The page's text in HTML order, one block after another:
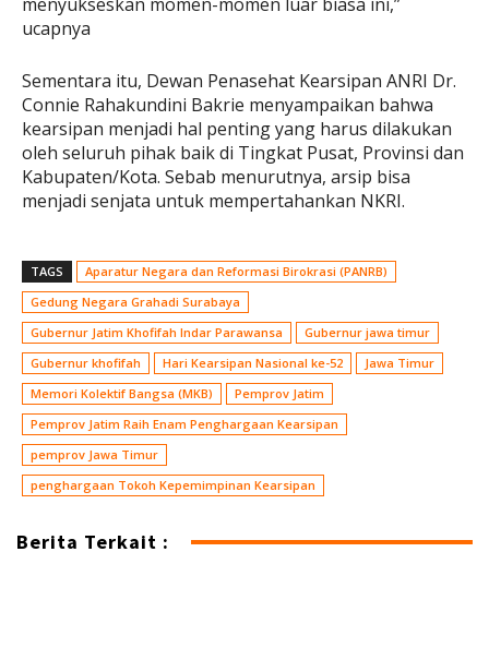
ucapnya
Sementara itu, Dewan Penasehat Kearsipan ANRI Dr.
Connie Rahakundini Bakrie menyampaikan bahwa
kearsipan menjadi hal penting yang harus dilakukan
oleh seluruh pihak baik di Tingkat Pusat, Provinsi dan
Kabupaten/Kota. Sebab menurutnya, arsip bisa
menjadi senjata untuk mempertahankan NKRI.
TAGS
Aparatur Negara dan Reformasi Birokrasi (PANRB)
Gedung Negara Grahadi Surabaya
Gubernur Jatim Khofifah Indar Parawansa
Gubernur jawa timur
Gubernur khofifah
Hari Kearsipan Nasional ke-52
Jawa Timur
Memori Kolektif Bangsa (MKB)
Pemprov Jatim
Pemprov Jatim Raih Enam Penghargaan Kearsipan
pemprov Jawa Timur
penghargaan Tokoh Kepemimpinan Kearsipan
Berita Terkait :